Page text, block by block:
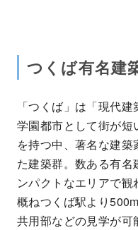
つくば有名建
「つくば」は「現代
学園都市として街が短
を持つ中、著名な建
た建築群。数ある有名
ンパクトなエリアで観
概ねつくば駅より
共用部などの見学が可